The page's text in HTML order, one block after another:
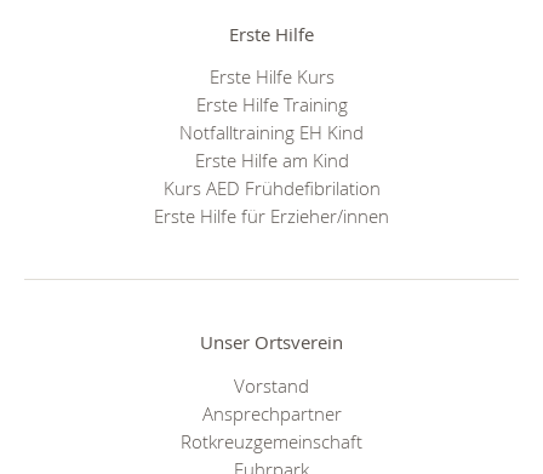
Erste Hilfe
Erste Hilfe Kurs
Erste Hilfe Training
Notfalltraining EH Kind
Erste Hilfe am Kind
Kurs AED Frühdefibrilation
Erste Hilfe für Erzieher/innen
Unser Ortsverein
Vorstand
Ansprechpartner
Rotkreuzgemeinschaft
Fuhrpark